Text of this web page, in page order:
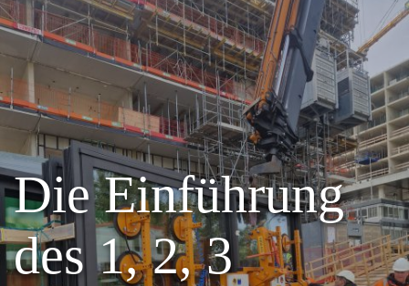
Die Einführung
des 1, 2, 3